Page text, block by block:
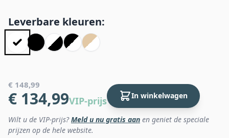
Leverbare kleuren:
€ 148,99
€ 134,99VIP-prijs In winkelwagen
Wilt u de VIP-prijs?Meld u nu gratis aan en geniet de speciale
prijzen op de hele website.